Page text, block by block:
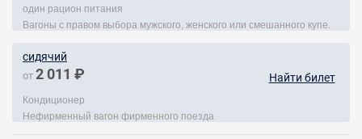
один рацион питания
Вагоны с правом выбора мужского, женского или смешанного купе.
сидячий
от 2 011 ₽ Найти билет
Кондиционер
Нефирменный вагон фирменного поезда